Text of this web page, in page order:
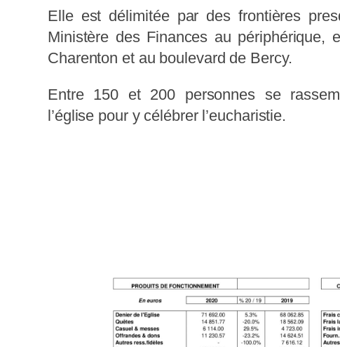
Elle est délimitée par des frontières
Ministère des Finances au
Charenton et au boulevard de Bercy.
Entre 150 et 200 personnes se
l’église pour y célébrer l’eucharistie.